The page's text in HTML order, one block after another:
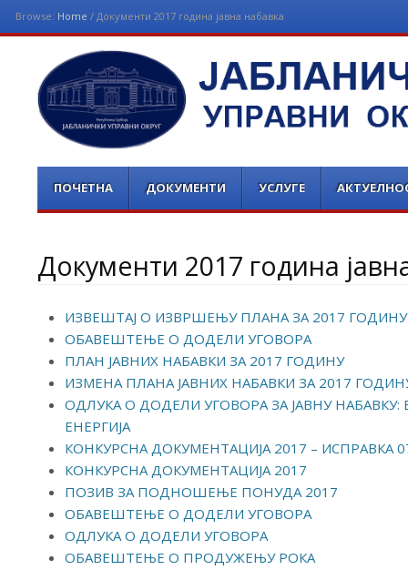
Browse: Home / Документи 2017 година јавна набавка
ЈАБЛАНИЧКИ УПРАВНИ
Menu
content
ПОЧЕТНА ДОКУМЕНТИ УСЛУГЕ
Документи 2017 година
ИЗВЕШТАЈ О ИЗВРШЕЊУ ПЛАНА ЗА 2017 ГОДИНУ
ОБАВЕШТЕЊЕ О ДОДЕЛИ УГОВОРА
ПЛАН ЈАВНИХ НАБАВКИ ЗА 2017 ГОДИНУ
ИЗМЕНА ПЛАНА ЈАВНИХ НАБАВКИ ЗА 2017
ОДЛУКА О ДОДЕЛИ УГОВОРА ЗА ЈАВНУ НАБАВКУ:
ЕНЕРГИЈА
КОНКУРСНА ДОКУМЕНТАЦИЈА 2017 – ИСПРАВКА
КОНКУРСНА ДОКУМЕНТАЦИЈА 2017
ПОЗИВ ЗА ПОДНОШЕЊЕ ПОНУДА 2017
ОБАВЕШТЕЊЕ О ДОДЕЛИ УГОВОРА
ОДЛУКА О ДОДЕЛИ УГОВОРА
ОБАВЕШТЕЊЕ О ПРОДУЖЕЊУ РОКА